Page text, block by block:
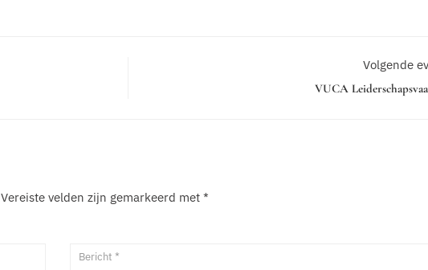
Volgende
VUCA
Vereiste velden zijn gemarkeerd met *